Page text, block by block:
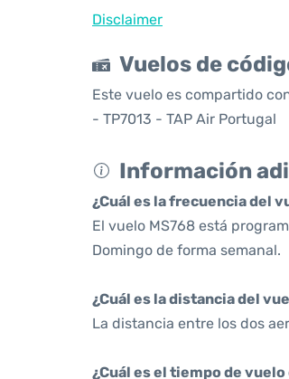
Disclaimer
Vuelos de
Este vuelo es compartido
- TP7013 - TAP Air Portugal
Información
¿Cuál es la frecuencia del
El vuelo MS768 está
Domingo de forma semanal.
¿Cuál es la distancia del
La distancia entre los dos
¿Cuál es el tiempo de